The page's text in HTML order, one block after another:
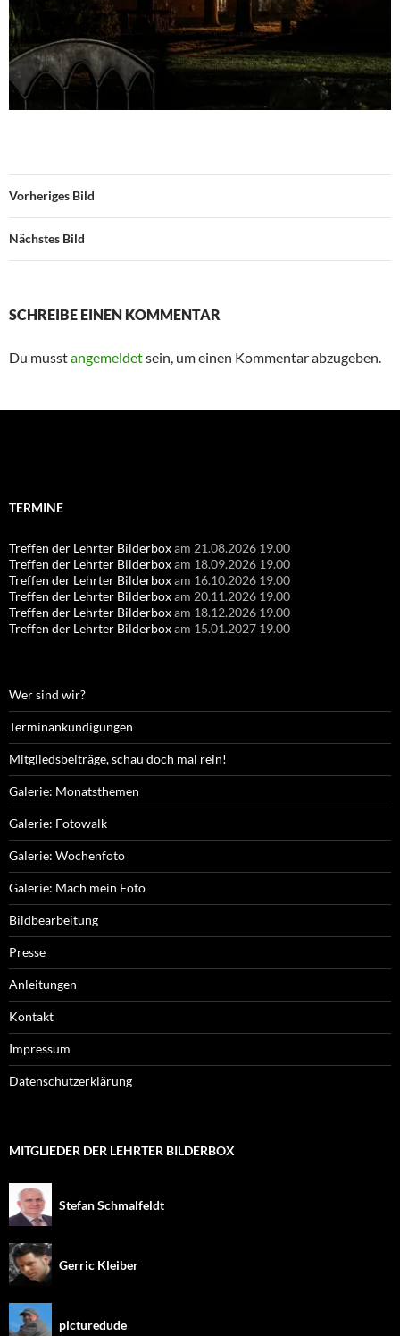
Vorheriges Bild
Nächstes Bild
SCHREIBE EINEN KOMMENTAR
Du musstangemeldetsein, um einen Kommentar abzugeben.
TERMINE
Treffen der Lehrter Bilderboxam 21.08.2026 19.00
Treffen der Lehrter Bilderboxam 18.09.2026 19.00
Treffen der Lehrter Bilderboxam 16.10.2026 19.00
Treffen der Lehrter Bilderboxam 20.11.2026 19.00
Treffen der Lehrter Bilderboxam 18.12.2026 19.00
Treffen der Lehrter Bilderboxam 15.01.2027 19.00
Wer sind wir?
Terminankündigungen
Mitgliedsbeiträge, schau doch mal rein!
Galerie: Monatsthemen
Galerie: Fotowalk
Galerie: Wochenfoto
Galerie: Mach mein Foto
Bildbearbeitung
Presse
Anleitungen
Kontakt
Impressum
Datenschutzerklärung
MITGLIEDER DER LEHRTER BILDERBOX
Stefan Schmalfeldt
Gerric Kleiber
picturedude